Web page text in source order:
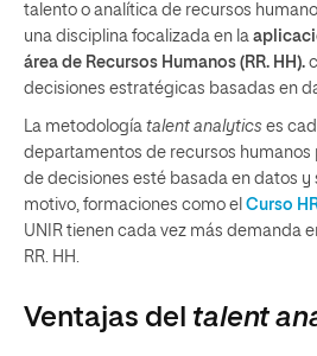
talento o analítica de recursos
una disciplina focalizada en la
área de Recursos Humanos (RR. HH).
decisiones estratégicas basadas en
La metodología talent analytics es
departamentos de recursos humanos
de decisiones esté basada en datos y
motivo, formaciones como el Curso
UNIR tienen cada vez más demanda
RR. HH.
Ventajas del talent